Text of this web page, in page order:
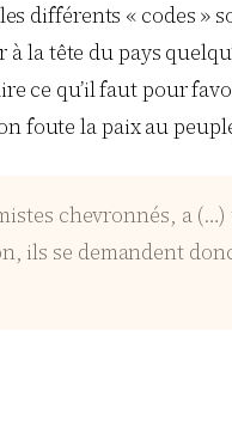
différents « codes
la tête du pays
ce qu’il faut pour
foute la paix au
chevronnés, a
ils se demandent